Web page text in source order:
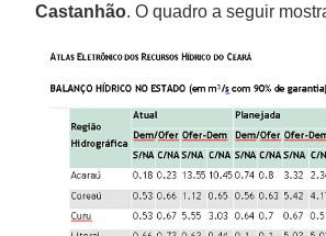
Castanhão. O quadro a seguir